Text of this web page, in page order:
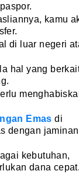
kamu
di luar negeri
hal yang
Emas di
dengan
kebutuhan,
dana cepat.